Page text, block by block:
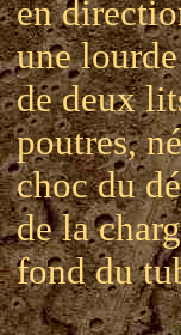
en
une
de deux
poutres,
choc du
de la
fond du